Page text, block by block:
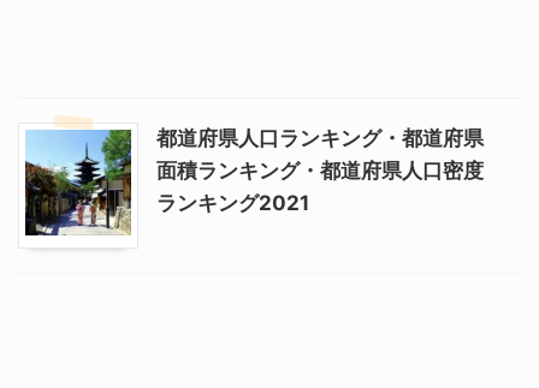
都道府県人口ランキング・都道府県
面積ランキング・都道府県人口密度
ランキング2021